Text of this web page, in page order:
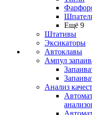
Ещё 9
Штативы
Эксикаторы
Автоклавы
Ампул
Анализ